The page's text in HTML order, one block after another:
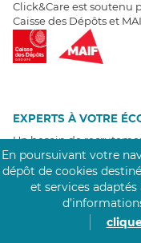
Click&Care est soutenu
Caisse des Dépôts et
EXPERTS À VOTRE
Un besoin de
téléphone 7/7.
Être rappelé aujourd'hui
MOIGNAGES CLIENTS
En poursuivant votre
dépôt de cookies
et services adaptés